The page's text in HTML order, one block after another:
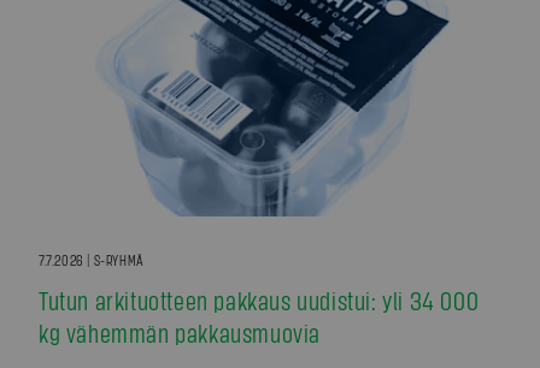
7.7.2026 | S-RYHMÄ
Tutun arkituotteen pakkaus uudistui: yli 34 000
kg vähemmän pakkausmuovia